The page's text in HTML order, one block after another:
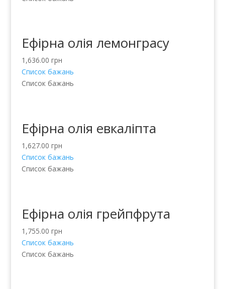
Ефірна олія лемонграсу
1,636.00 грн
Список бажань
Список бажань
Ефірна олія евкаліпта
1,627.00 грн
Список бажань
Список бажань
Ефірна олія грейпфрута
1,755.00 грн
Список бажань
Список бажань